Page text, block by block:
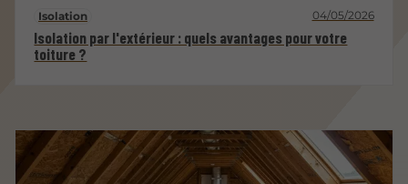
Isolation 04/05/2026
Isolation par l'extérieur : quels avantages pour votre
toiture ?